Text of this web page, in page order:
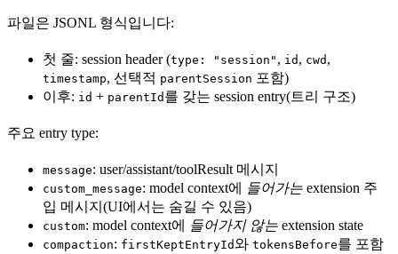
파일은 JSONL 형식입니다:
첫 줄: session header (type: "session" , id , cwd ,
timestamp, 선택적 parentSession 포함)
이후: id + parentId 를 갖는 session entry(트리 구조)
주요 entry type:
message: user/assistant/toolResult 메시지
custom_message: model context에 들어가는 extension 주
입 메시지(UI에서는 숨길 수 있음)
custom: model context에 들어가지 않는 extension state
compaction: firstKeptEntryId와 tokensBefore를 포함